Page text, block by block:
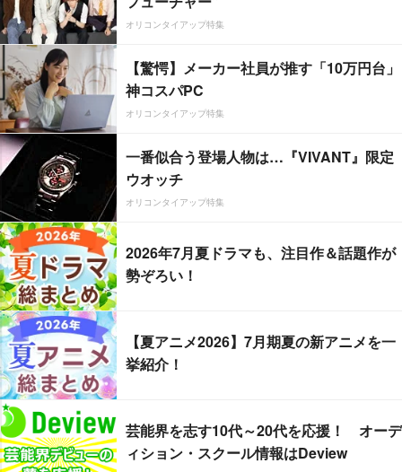
オリコンタイアップ特集
【驚愕】メーカー社員が推す「10万円台」
神コスパPC
オリコンタイアップ特集
一番似合う登場人物は…『VIVANT』限定
ウオッチ
オリコンタイアップ特集
2026年7月夏ドラマも、注目作＆話題作が
勢ぞろい！
【夏アニメ2026】7月期夏の新アニメを一
挙紹介！
芸能界を志す10代～20代を応援！ オーデ
ィション・スクール情報はDeview